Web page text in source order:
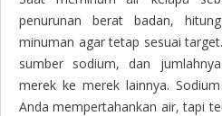
penurunan berat badan,
minuman agar tetap sesuai
sumber sodium, dan
merek ke merek lainnya.
Anda mempertahankan air, tapi